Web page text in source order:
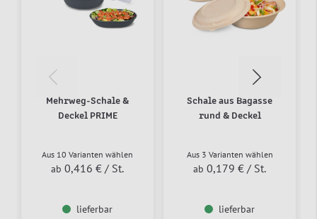
Mehrweg-Schale &
Deckel PRIME
Aus 10 Varianten wählen
ab 0,416 € / St.
lieferbar
Schale aus Bagasse
rund & Deckel
Aus 3 Varianten wählen
ab 0,179 € / St.
lieferbar